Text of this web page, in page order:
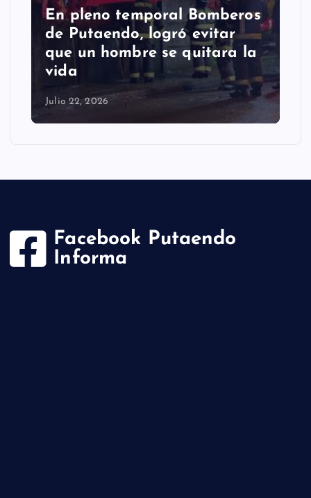
En pleno temporal Bomberos
de Putaendo, logró evitar
que un hombre se quitara la
vida
Julio 22, 2026
Facebook Putaendo
Informa